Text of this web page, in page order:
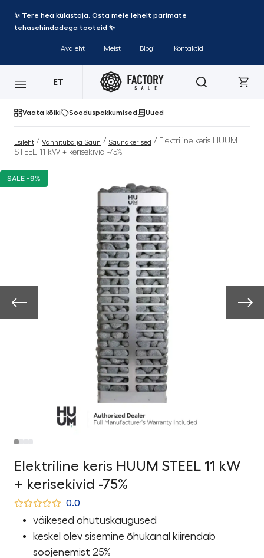
✨ Tere hea külastaja. Osta meie lehelt parimate
tehasehindadega tooteid ✨
Avaleht Meist Blogi Kontaktid
ET
Vaata kõiki Sooduspakkumised Uued
Esileht / Vannituba ja Saun / Saunakerised / Elektriline keris HUUM
STEEL 11 kW + kerisekivid -75%
SALE -9%
Elektriline keris HUUM STEEL 11 kW
+ kerisekivid -75%
0.0
väikesed ohutuskaugused
keskel olev sisemine õhukanal kiirendab
soojenemist 25%